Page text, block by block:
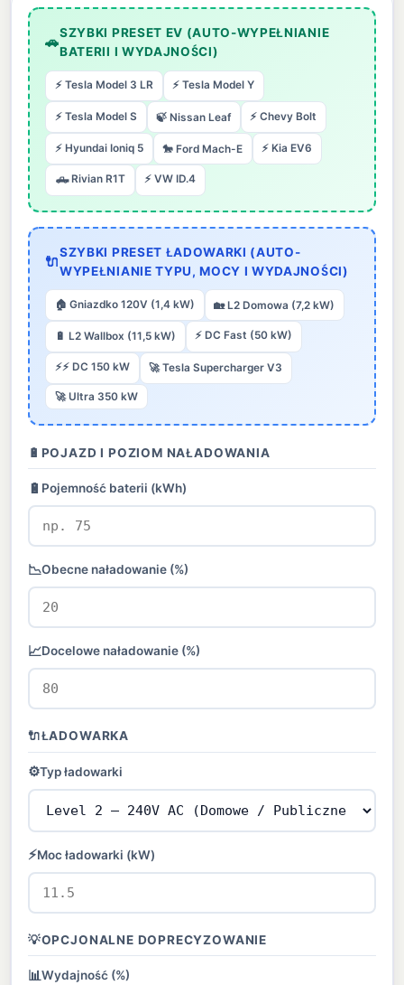
🚗
SZYBKI PRESET EV (AUTO-WYPEŁNIANIE
BATERII I WYDAJNOŚCI)
⚡ Tesla Model 3 LR ⚡ Tesla Model Y
⚡ Tesla Model S 🍃 Nissan Leaf ⚡ Chevy Bolt
⚡ Hyundai Ioniq 5 🐎 Ford Mach-E ⚡ Kia EV6
🛻 Rivian R1T ⚡ VW ID.4
🔌
SZYBKI PRESET ŁADOWARKI (AUTO-
WYPEŁNIANIE TYPU, MOCY I WYDAJNOŚCI)
🏠 Gniazdko 120V (1,4 kW) 🏡 L2 Domowa (7,2 kW)
🔋 L2 Wallbox (11,5 kW) ⚡ DC Fast (50 kW)
⚡⚡ DC 150 kW 🚀 Tesla Supercharger V3
🚀 Ultra 350 kW
🔋 POJAZD I POZIOM NAŁADOWANIA
🔋 Pojemność baterii (kWh)
📉Obecne naładowanie (%)
📈Docelowe naładowanie (%)
🔌ŁADOWARKA
⚙️Typ ładowarki
⚡Moc ładowarki (kW)
💡OPCJONALNE DOPRECYZOWANIE
📊Wydajność (%)